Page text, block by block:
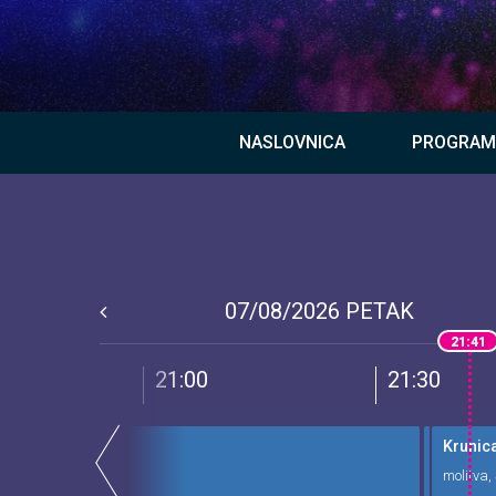
NASLOVNICA PROGRAM
07/08/2026 PETAK
21:41
21:00 21:30
molitva,
molitva,